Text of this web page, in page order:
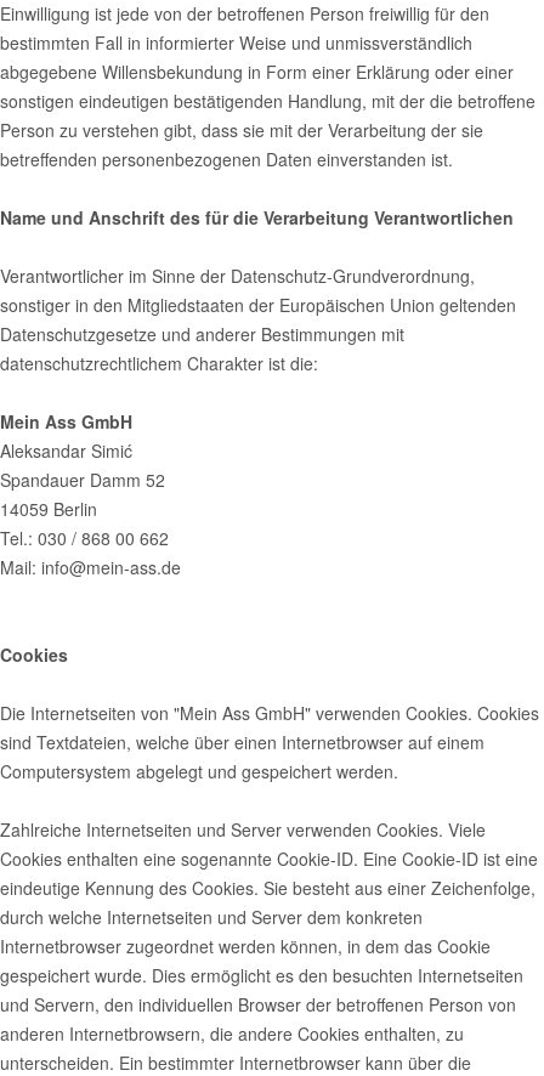
Einwilligung ist jede von der betroffenen Person freiwillig für den
bestimmten Fall in informierter Weise und unmissverständlich
abgegebene Willensbekundung in Form einer Erklärung oder einer
sonstigen eindeutigen bestätigenden Handlung, mit der die betroffene
Person zu verstehen gibt, dass sie mit der Verarbeitung der sie
betreffenden personenbezogenen Daten einverstanden ist.
Name und Anschrift des für die Verarbeitung Verantwortlichen
Verantwortlicher im Sinne der Datenschutz-Grundverordnung,
sonstiger in den Mitgliedstaaten der Europäischen Union geltenden
Datenschutzgesetze und anderer Bestimmungen mit
datenschutzrechtlichem Charakter ist die:
Mein Ass GmbH
Aleksandar Simić
Spandauer Damm 52
14059 Berlin
Tel.: 030 / 868 00 662
Mail: info@mein-ass.de
Cookies
Die Internetseiten von "Mein Ass GmbH" verwenden Cookies. Cookies
sind Textdateien, welche über einen Internetbrowser auf einem
Computersystem abgelegt und gespeichert werden.
Zahlreiche Internetseiten und Server verwenden Cookies. Viele
Cookies enthalten eine sogenannte Cookie-ID. Eine Cookie-ID ist eine
eindeutige Kennung des Cookies. Sie besteht aus einer Zeichenfolge,
durch welche Internetseiten und Server dem konkreten
Internetbrowser zugeordnet werden können, in dem das Cookie
gespeichert wurde. Dies ermöglicht es den besuchten Internetseiten
und Servern, den individuellen Browser der betroffenen Person von
anderen Internetbrowsern, die andere Cookies enthalten, zu
unterscheiden. Ein bestimmter Internetbrowser kann über die